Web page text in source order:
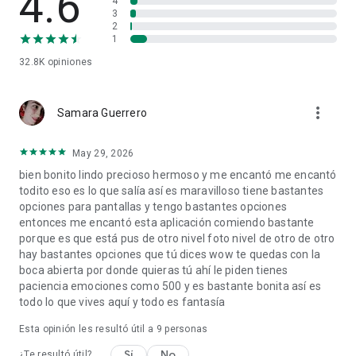
agotar la batería.
🔥Imagen de alta calidad
Cada fondo de pantalla se revisa cuidadosamente y se
🔥Actualizaciones diarias
populares e impresionantes, todos los días se agregan
muchos fondos de pantalla con brillo, ¡elige tu favorito y
Paso 1️: descargue e instale Glitter Wallpaper.
Paso 2️: Elige un fondo de pantalla o tema que te guste.
Paso 3️: 1) Aplique el fondo de pantalla en la pantalla de
bloqueo, en la pantalla de inicio o en ambas. 2) Aplicar el
tema en la pantalla de bloqueo, pantalla de inicio, íconos o
fondo de pantalla de chat
Paso 4️: ¡Muestra tu personalidad y destaca!
🚀🌟 ¡Obtén el fondo de pantalla o un tema para salvar tu día!
¡Instala Glitter Wallpaper ahora, destaca entre la multitud!
32.8K opiniones
3
2
1
Samara Guerrero more_vert
May 29, 2026
bien bonito lindo precioso hermoso y me encantó me encantó
todito eso es lo que salía así es maravilloso tiene bastantes
opciones para pantallas y tengo bastantes opciones
entonces me encantó esta aplicación comiendo bastante
porque es que está pus de otro nivel foto nivel de otro de otro
hay bastantes opciones que tú dices wow te quedas con la
boca abierta por donde quieras tú ahí le piden tienes
paciencia emociones como 500 y es bastante bonita así es
todo lo que vives aquí y todo es fantasía
Esta opinión les resultó útil a 9 personas